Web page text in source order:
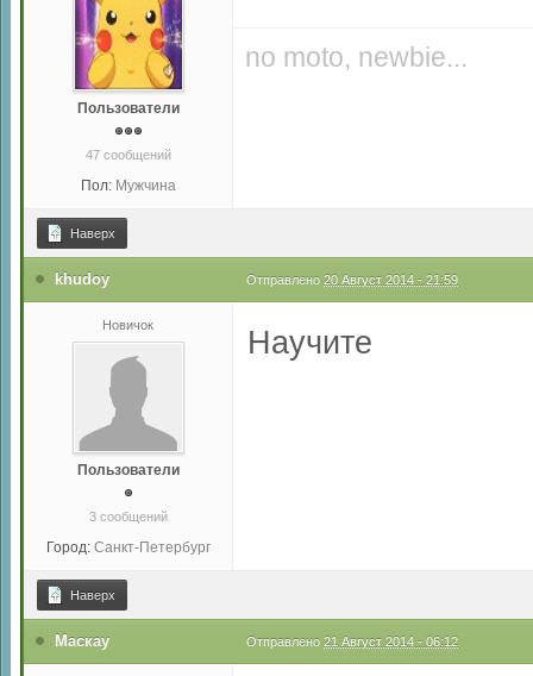
Пользователи
47 сообщений
Пол: Мужчина
no moto, newbie...
Наверх
khudoy Отправлено 20 Август 2014 - 21:59
Новичок
Пользователи
3 сообщений
Город: Санкт-Петербург
Научите
Наверх
Маскау Отправлено 21 Август 2014 - 06:12